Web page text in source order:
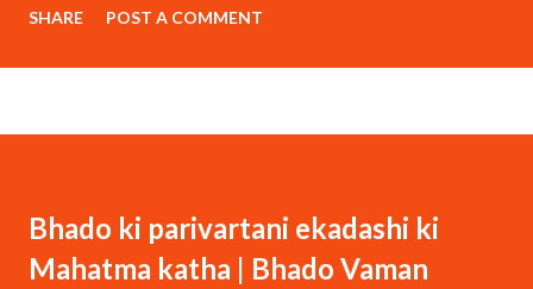
SHARE POST A COMMENT
Bhado ki parivartani ekadashi ki
Mahatma katha | Bhado Vaman